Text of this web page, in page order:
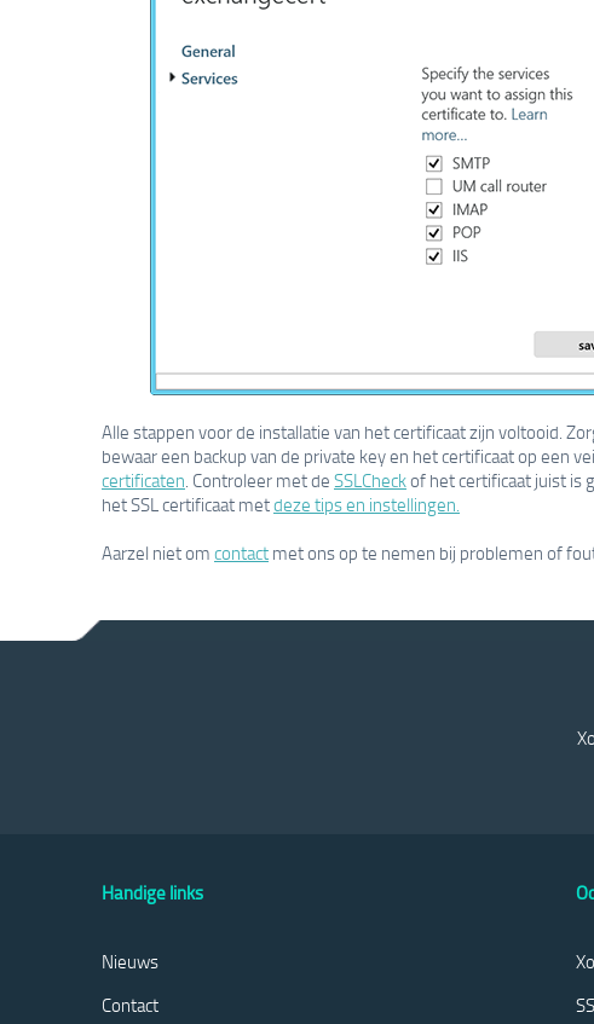
Alle stappen voor de installatie van het certificaat zijn voltooid.
bewaar een backup van de private key en het certificaat op een
certificaten. Controleer met de SSLCheckof het certificaat juist is
het SSL certificaat metdeze tips en instellingen.
Aarzel niet om contact met ons op te nemen bij problemen of
Handige links
Nieuws
Contact